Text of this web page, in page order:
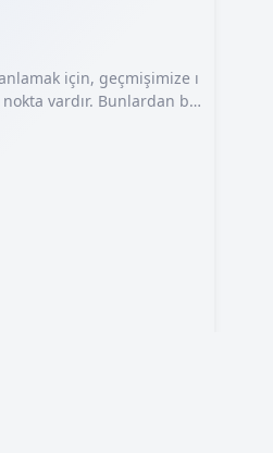
için, geçmişimize ı
vardır. Bunlardan bir